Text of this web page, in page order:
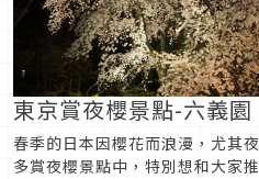
東京賞夜櫻景點-六義園
春季的日本因櫻花而浪漫，尤其
多賞夜櫻景點中，特別想和大家